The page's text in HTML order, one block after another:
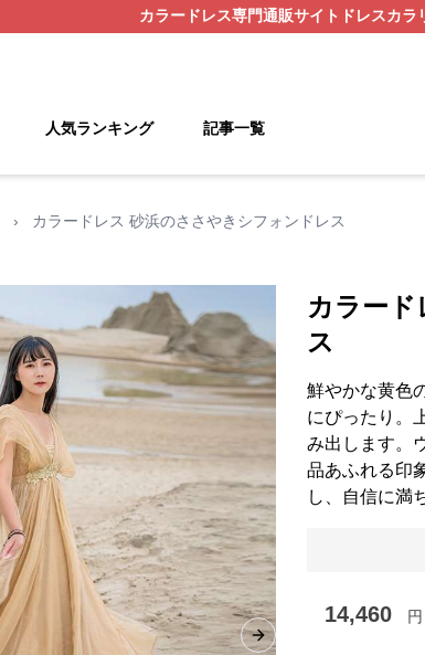
カラードレス専門通販サイト ドレスカラ
人気ランキング 記事一覧
› カラードレス 砂浜のささやきシフォンドレス
Next slide
カラー
ス
鮮やかな黄色
にぴったり。
み出します。
品あふれる印
し、自信に満
14,460 円